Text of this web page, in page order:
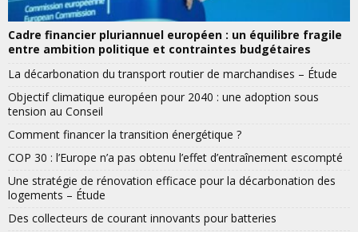
Cadre financier pluriannuel européen : un équilibre fragile
entre ambition politique et contraintes budgétaires
La décarbonation du transport routier de marchandises – Étude
Objectif climatique européen pour 2040 : une adoption sous
tension au Conseil
Comment financer la transition énergétique ?
COP 30 : l’Europe n’a pas obtenu l’effet d’entraînement escompté
Une stratégie de rénovation efficace pour la décarbonation des
logements – Étude
Des collecteurs de courant innovants pour batteries